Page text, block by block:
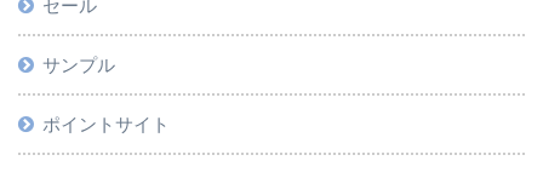
セール
サンプル
ポイントサイト